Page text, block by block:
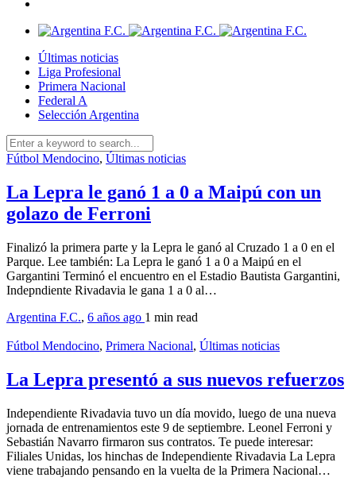
Últimas noticias
Liga Profesional
Primera Nacional
Federal A
Selección Argentina
Fútbol Mendocino, Últimas noticias
La Lepra le ganó 1 a 0 a Maipú con un
golazo de Ferroni
Finalizó la primera parte y la Lepra le ganó al Cruzado 1 a 0 en el
Parque. Lee también: La Lepra le ganó 1 a 0 a Maipú en el
Gargantini Terminó el encuentro en el Estadio Bautista Gargantini,
Indepndiente Rivadavia le gana 1 a 0 al…
Argentina F.C., 6 años ago 1 min read
Fútbol Mendocino, Primera Nacional, Últimas noticias
La Lepra presentó a sus nuevos refuerzos
Independiente Rivadavia tuvo un día movido, luego de una nueva
jornada de entrenamientos este 9 de septiembre. Leonel Ferroni y
Sebastián Navarro firmaron sus contratos. Te puede interesar:
Filiales Unidas, los hinchas de Independiente Rivadavia La Lepra
viene trabajando pensando en la vuelta de la Primera Nacional…